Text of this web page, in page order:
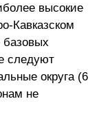
высокие
Кавказском
базовых
следуют
округа (6
не